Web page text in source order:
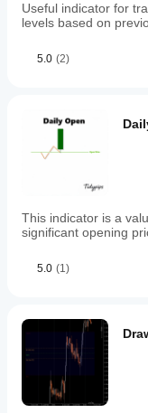
Useful indicator for
levels based on
5.0 (2)
This indicator is a
significant opening
5.0 (1)